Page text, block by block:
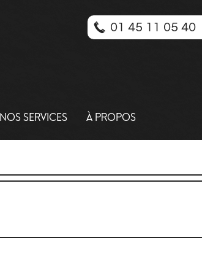
NOS SERVICES À PROPOS
01 45 11 05 40